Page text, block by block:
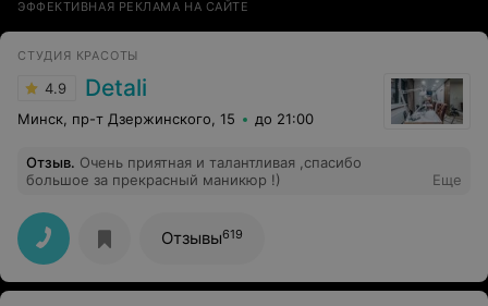
ЭФФЕКТИВНАЯ РЕКЛАМА НА САЙТЕ
СТУДИЯ КРАСОТЫ
4.9 Detali
Минск, пр-т Дзержинского, 15 до 21:00
Отзыв. Очень приятная и талантливая ,спасибо
большое за прекрасный маникюр !)
Еще
Отзывы619